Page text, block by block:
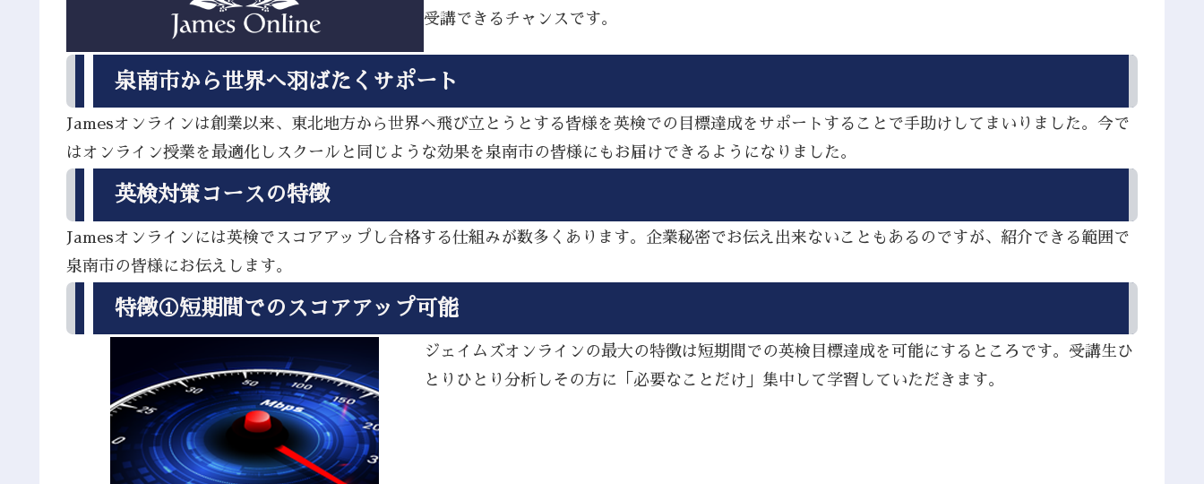
受講できるチャンスです。
泉南市から世界へ羽ばたくサポート
Jamesオンラインは創業以来、東北地方から世界へ飛び立とうとする皆様を英検での目標達成をサポートすることで手助けしてまいりました。今で
はオンライン授業を最適化しスクールと同じような効果を泉南市の皆様にもお届けできるようになりました。
英検対策コースの特徴
Jamesオンラインには英検でスコアアップし合格する仕組みが数多くあります。企業秘密でお伝え出来ないこともあるのですが、紹介できる範囲で
泉南市の皆様にお伝えします。
特徴①短期間でのスコアアップ可能
ジェイムズオンラインの最大の特徴は短期間での英検目標達成を可能にするところです。受講生ひ
とりひとり分析しその方に「必要なことだけ」集中して学習していただきます。